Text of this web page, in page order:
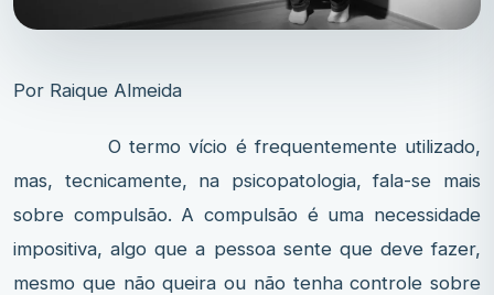
Por Raique Almeida
O termo vício é frequentemente utilizado,
mas, tecnicamente, na psicopatologia, fala-se mais
sobre compulsão. A compulsão é uma necessidade
impositiva, algo que a pessoa sente que deve fazer,
mesmo que não queira ou não tenha controle sobre